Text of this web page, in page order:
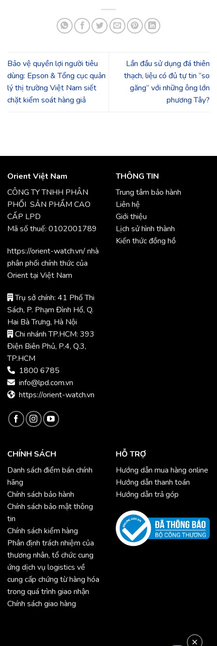
Bảo vệ quyền lợi người tiêu
dùng: Epson & Tổng cục quản
lý thị trường Việt Nam siết
chặt kiểm soát hàng giả
Lần đầu sử dụng đá thiên
thạch, liệu có đủ tự tin “so
găng” với những ông lớn
phương Tây?
Orient Việt Nam
CÔNG TY TNHH PHÂN
PHỐI SẢN PHẨM CAO
CẤP LPD
Mã số thuế: 0102001789
https://orient-watch.vn/ nhà
phân phối chính thức của
Orient tại Việt Nam
Trụ sở chính: 41 Phố Thi
Sách, P. Phạm Đình Hổ, Q.
Hai Bà Trưng, Hà Nội
Chi nhánh TP.HCM: 393
Điện Biên Phủ, P.4, Q.3,
TP.HCM
1800 6785
info@lpd.com.vn
https://orient-watch.vn
THÔNG TIN
Trung tâm bảo hành
Liên hệ
Giới thiệu
Lịch sử hình thành
Kiến thức đồng hồ
CHÍNH SÁCH
Danh sách điểm bán chính
hãng
Chính sách bảo hành
Chính sách bảo mật thông
tin
Chính sách kiểm hàng
Phân định trách nhiệm của
thương nhân, tổ chức cung
ứng dịch vụ logistics về
cung cấp chứng từ hàng hóa
trong quá trình giao nhận
Chính sách giao hàng
HỖ TRỢ
Hướng dẫn mua hàng online
Hướng dẫn thanh toán
Hướng dẫn trả góp